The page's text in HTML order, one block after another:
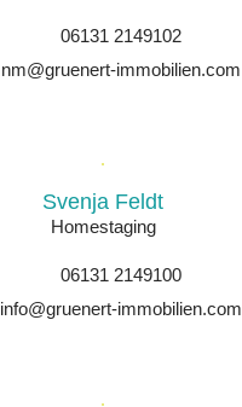
06131 2149102
nm@gruenert-immobilien.com
Svenja Feldt
Homestaging
06131 2149100
info@gruenert-immobilien.com